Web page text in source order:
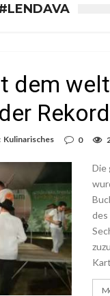
dem
Kulinarisches 0
Die
des